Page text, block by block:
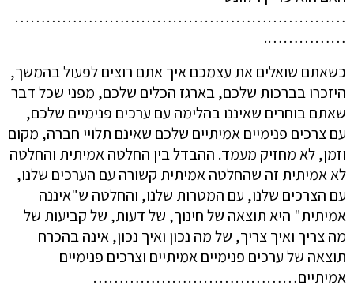
………………………………………………………
…………….
כשאתם שואלים את עצמכם איך אתם רוצים לפעול בהמשך,
היזכרו בברכות שלכם, בארגז הכלים שלכם, מפני שכל דבר
שאתם בוחרים שאיננו בהלימה עם ערכים פנימיים שלכם,
עם צרכים פנימיים אמיתיים שלכם שאינם תלויי חברה, מקום
וזמן, לא מחזיק מעמד. ההבדל בין החלטה אמיתית והחלטה
לא אמיתית זה שהחלטה אמיתית קשורה עם הערכים שלנו,
עם הצרכים שלנו, עם המטרות שלנו, והחלטה ש"איננה
אמיתית" היא תוצאה של חינוך, של דעות, של קביעות של
מה צריך ואיך צריך, של מה נכון ואיך נכון, אינה בהכרח
תוצאה של ערכים פנימיים אמיתיים וצרכים פנימיים
אמיתיים…………………………………